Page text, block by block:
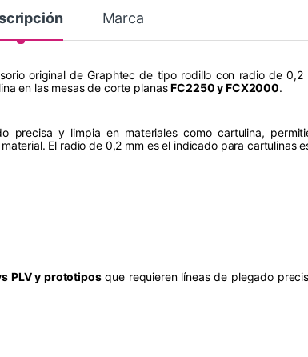
Marca
original de Graphtec de tipo rodillo con radio de 0,2
en las mesas de corte planasFC2250 y FCX2000.
precisa y limpia en materiales como cartulina,
El radio de 0,2 mm es el indicado para cartulinas
PLV y prototiposque requieren líneas de plegado